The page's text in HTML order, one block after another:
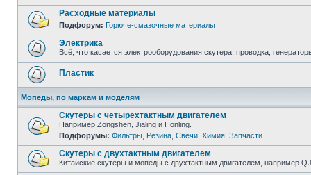
Расходные материалы
Подфорум: Горюче-смазочные материалы
Электрика
Всё, что касается электрооборудования скутера: проводка,
Пластик
Мопеды, по маркам и моделям
Скутеры с четырехтактным двигателем
Например Zongshen, Jialing и Honling.
Подфорумы: Фильтры Резина Свечи Химия Запчасти
Скутеры с двухтактным двигателем
Китайские скутеры и мопеды с двухтактным двигателем, например